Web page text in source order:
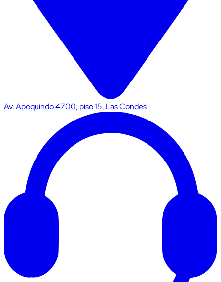
Av. Apoquindo 4700, piso 15, Las Condes